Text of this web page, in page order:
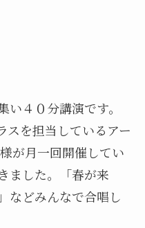
４０分講演です。
を担当しているアー
が月一回開催してい
ました。「春が来
などみんなで合唱し